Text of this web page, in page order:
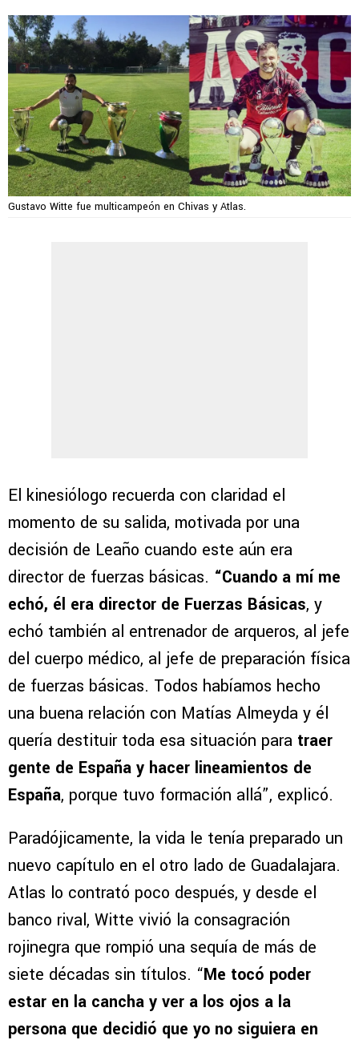
Gustavo Witte fue multicampeón en Chivas y Atlas.
El kinesiólogo recuerda con claridad el
momento de su salida, motivada por una
decisión de Leaño cuando este aún era
director de fuerzas básicas. “Cuando a mí me
echó, él era director de Fuerzas Básicas, y
echó también al entrenador de arqueros, al jefe
del cuerpo médico, al jefe de preparación física
de fuerzas básicas. Todos habíamos hecho
una buena relación con Matías Almeyda y él
quería destituir toda esa situación para traer
gente de España y hacer lineamientos de
España, porque tuvo formación allá”, explicó.
Paradójicamente, la vida le tenía preparado un
nuevo capítulo en el otro lado de Guadalajara.
Atlas lo contrató poco después, y desde el
banco rival, Witte vivió la consagración
rojinegra que rompió una sequía de más de
siete décadas sin títulos. “Me tocó poder
estar en la cancha y ver a los ojos a la
persona que decidió que yo no siguiera en